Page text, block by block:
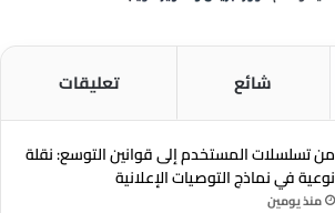
شائع تعليقات
من تسلسلات المستخدم إلى قوانين التوسع: نقلة
نوعية في نماذج التوصيات الإعلانية
منذ يومين